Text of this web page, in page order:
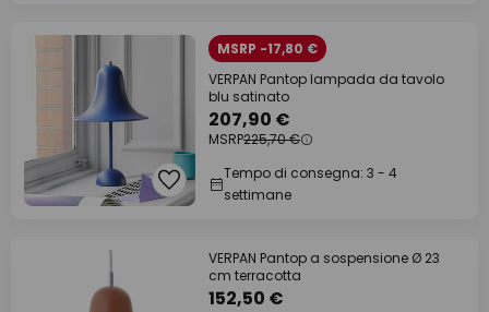
MSRP -17,80 €
VERPAN Pantop lampada da tavolo
blu satinato
207,90 €
MSRP225,70 €
Tempo di consegna: 3 - 4
settimane
VERPAN Pantop a sospensione Ø 23
cm terracotta
152,50 €